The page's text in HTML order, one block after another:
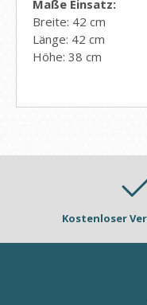
Maße Einsatz:
Breite: 42 cm
Länge: 42 cm
Höhe: 38 cm
Kostenloser